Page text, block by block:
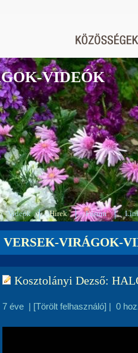
VIDEÓK
Videók Hírek Fórum
VERSEK-VIRÁGOK-
Kosztolányi Dezső:
7 éve | [Törölt felhasználó] | 0